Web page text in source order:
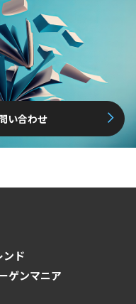
い合わせ
ド
ゲンマニア